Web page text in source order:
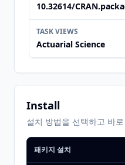
10.32614/
TASK VIEWS
Actuarial Science
Install
설치 방법을 선택하고 바
패키지 설치